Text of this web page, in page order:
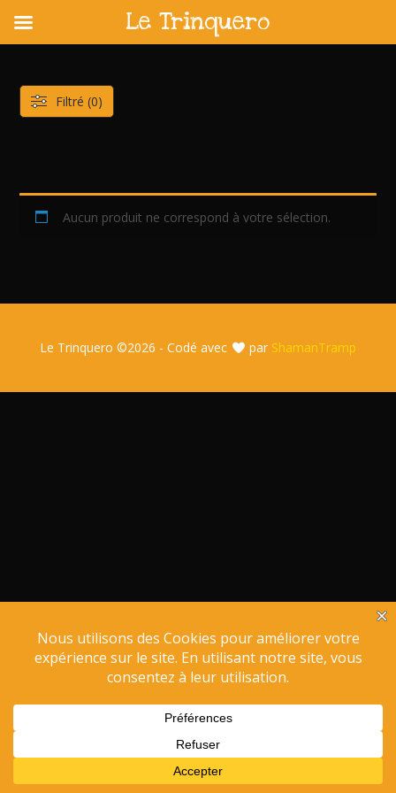
content
Aucun produit ne correspond à votre sélection.
Filtré (0)
Le Trinquero ©2026 - Codé avec par ShamanTramp
Le Trinquero